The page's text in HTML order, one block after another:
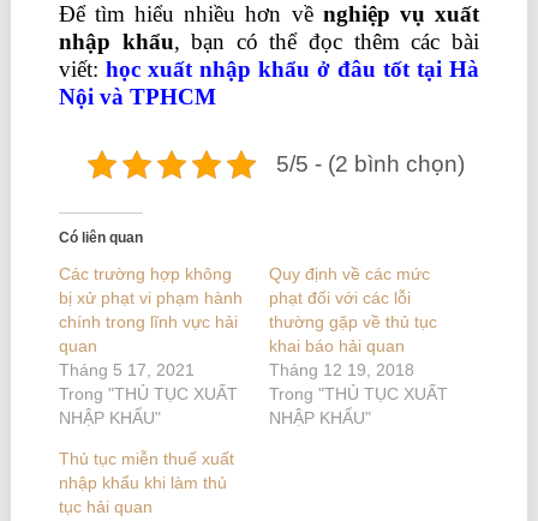
Để tìm hiểu nhiều hơn về nghiệp vụ xuất
nhập khẩu, bạn có thể đọc thêm các bài
viết: học xuất nhập khẩu ở đâu tốttại Hà
Nội và TPHCM
5/5 - (2 bình chọn)
Có liên quan
Các trường hợp không
bị xử phạt vi phạm hành
chính trong lĩnh vực hải
quan
Tháng 5 17, 2021
Trong "THỦ TỤC XUẤT
NHẬP KHẨU"
Quy định về các mức
phạt đối với các lỗi
thường gặp về thủ tục
khai báo hải quan
Tháng 12 19, 2018
Trong "THỦ TỤC XUẤT
NHẬP KHẨU"
Thủ tục miễn thuế xuất
nhập khẩu khi làm thủ
tục hải quan